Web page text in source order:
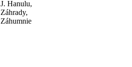
J. Hanulu,
Záhrady,
Záhumnie